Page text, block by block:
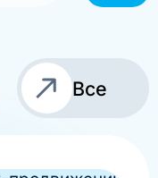
Все